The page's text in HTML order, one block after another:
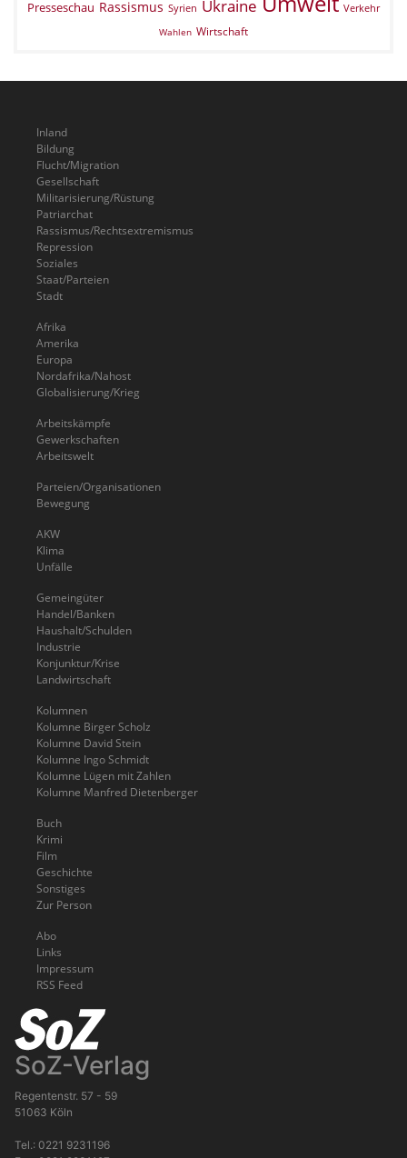
Presseschau Rassismus Syrien Ukraine Verkehr
Wahlen Wirtschaft
Inland
Bildung
Flucht/Migration
Gesellschaft
Militarisierung/Rüstung
Patriarchat
Rassismus/Rechtsextremismus
Repression
Soziales
Staat/Parteien
Stadt
Afrika
Amerika
Europa
Nordafrika/Nahost
Globalisierung/Krieg
Arbeitskämpfe
Gewerkschaften
Arbeitswelt
Parteien/Organisationen
Bewegung
AKW
Klima
Unfälle
Gemeingüter
Handel/Banken
Haushalt/Schulden
Industrie
Konjunktur/Krise
Landwirtschaft
Kolumnen
Kolumne Birger Scholz
Kolumne David Stein
Kolumne Ingo Schmidt
Kolumne Lügen mit Zahlen
Kolumne Manfred Dietenberger
Buch
Krimi
Film
Geschichte
Sonstiges
Zur Person
Abo
Links
Impressum
RSS Feed
SoZ-Verlag
Regentenstr. 57 - 59
51063 Köln
Tel.: 0221 9231196